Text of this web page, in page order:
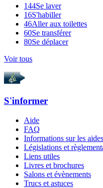
144Se laver
16S'habiller
46Aller aux toilettes
60Se transférer
80Se déplacer
Voir tous
S'informer
Aide
FAQ
Informations sur les
Législations et
Liens utiles
Livres et brochures
Salons et évènements
Trucs et astuces